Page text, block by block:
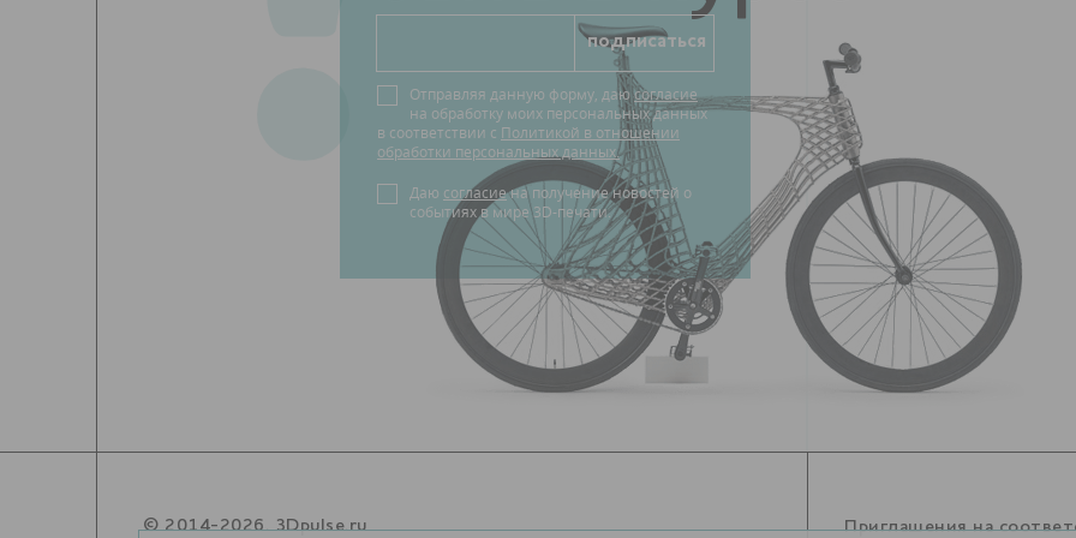
Отправляя данную форму, даюсогласие
на обработку моих персональных данных
в соответствии с Политикой в отношении
обработки персональных данных.
Даю согласиена получение новостей о
событиях в мире 3D-печати.
© 2014-2026. 3Dpulse.ru
Приглашения на